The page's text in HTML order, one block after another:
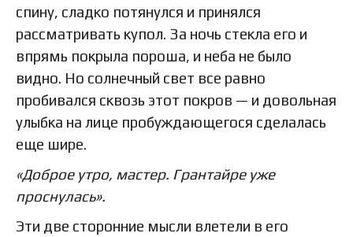
спину, сладко потянулся и принялся
рассматривать купол. За ночь стекла его и
впрямь покрыла пороша, и неба не было
видно. Но солнечный свет все равно
пробивался сквозь этот покров — и довольная
улыбка на лице пробуждающегося сделалась
еще шире.
«Доброе утро, мастер. Грантайре уже
проснулась».
Эти две сторонние мысли влетели в его